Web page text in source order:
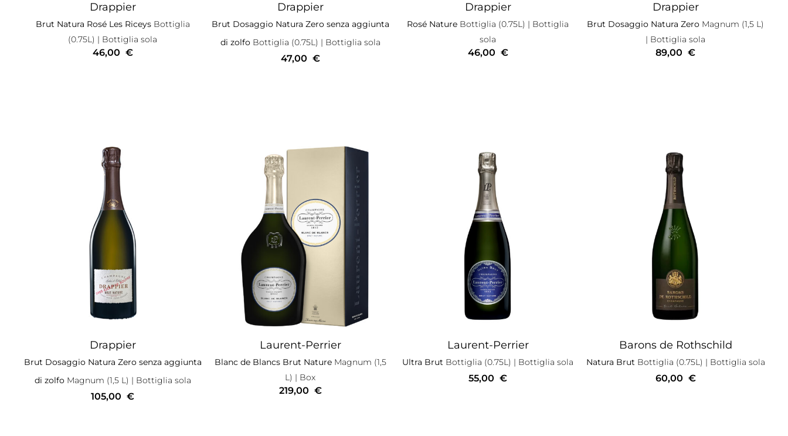
Drappier
Brut Natura Rosé Les RiceysBottiglia
(0.75L) | Bottiglia sola
46,00 €
Drappier
Brut Dosaggio Natura Zero senza aggiunta
di zolfo Bottiglia (0.75L) | Bottiglia sola
47,00 €
Drappier
Rosé Nature Bottiglia (0.75L) | Bottiglia
sola
46,00 €
Drappier
Brut Dosaggio Natura Zero Magnum (1,5 L)
| Bottiglia sola
89,00 €
Drappier
Brut Dosaggio Natura Zero senza aggiunta
di zolfo Magnum (1,5 L) | Bottiglia sola
105,00 €
Laurent-Perrier
Blanc de Blancs Brut NatureMagnum (1,5
L) | Box
219,00 €
Laurent-Perrier
Ultra Brut Bottiglia (0.75L) | Bottiglia sola
55,00 €
Barons de Rothschild
Natura Brut Bottiglia (0.75L) | Bottiglia sola
60,00 €